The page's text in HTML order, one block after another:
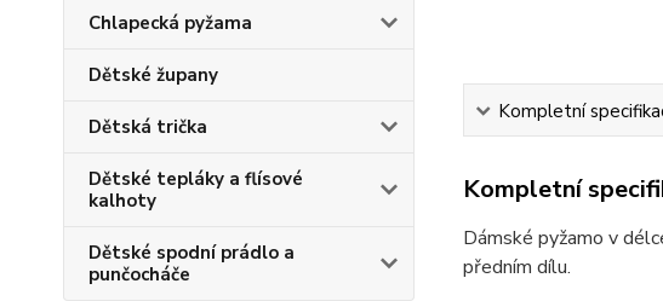
Chlapecká pyžama
Dětské župany
Dětská trička
Dětské tepláky a flísové
kalhoty
Dětské spodní prádlo a
punčocháče
Kompletní
Kompletní
Dámské pyžamo v
předním dílu.